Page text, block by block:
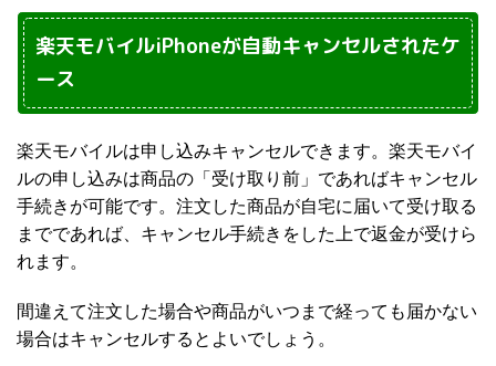
楽天モバイルiPhoneが自動キャンセルされたケ
ース
楽天モバイルは申し込みキャンセルできます。楽天モバイ
ルの申し込みは商品の「受け取り前」であればキャンセル
手続きが可能です。注文した商品が自宅に届いて受け取る
までであれば、キャンセル手続きをした上で返金が受けら
れます。
間違えて注文した場合や商品がいつまで経っても届かない
場合はキャンセルするとよいでしょう。